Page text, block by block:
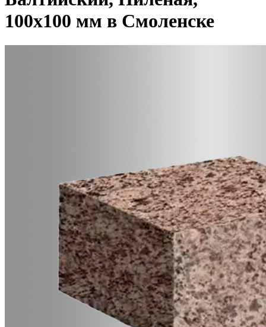
100x100 мм в Смоленске